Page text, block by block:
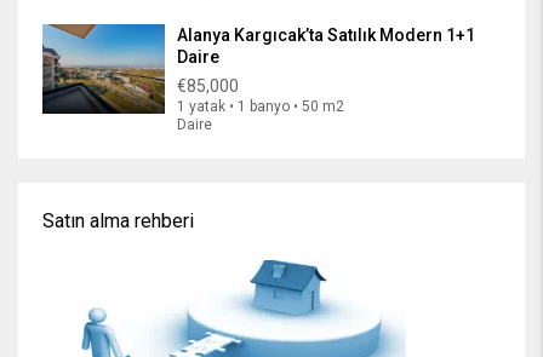
Alanya Kargıcak’ta Satılık Modern 1+1
Daire
€85,000
1 yatak • 1 banyo • 50 m2
Daire
Satın alma rehberi